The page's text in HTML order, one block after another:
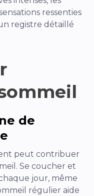
ressenties
registre détaillé
de
peut contribuer
Se coucher et
jour, même
régulier aide